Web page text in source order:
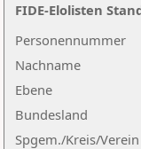
Nachname
Ebene
Personennummer
Bundesland
Spgem./Kreis/Verein
FIDE-Elolisten